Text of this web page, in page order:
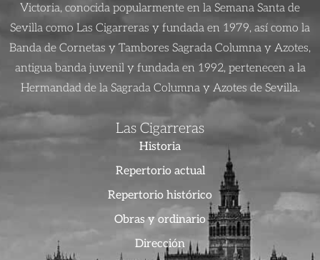
Victoria, conocida popularmente en la Semana Santa de
Sevilla como Las Cigarreras y fundada en 1979, así como la
Banda de Cornetas y Tambores Sagrada Columna y Azotes,
antigua banda juvenil y fundada en 1992, pertenecen a la
Hermandad de la Sagrada Columna y Azotes de Sevilla.
Las Cigarreras
Historia
Repertorio actual
Repertorio histórico
Obras y ordinario
Dirección